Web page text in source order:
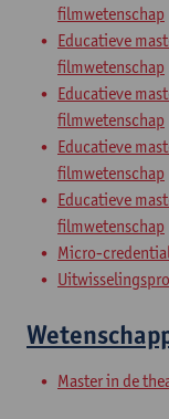
filmwetenschap
Educatieve
filmwetenschap
Educatieve
filmwetenschap
Educatieve
filmwetenschap
Educatieve
filmwetenschap
Micro-
Master in de